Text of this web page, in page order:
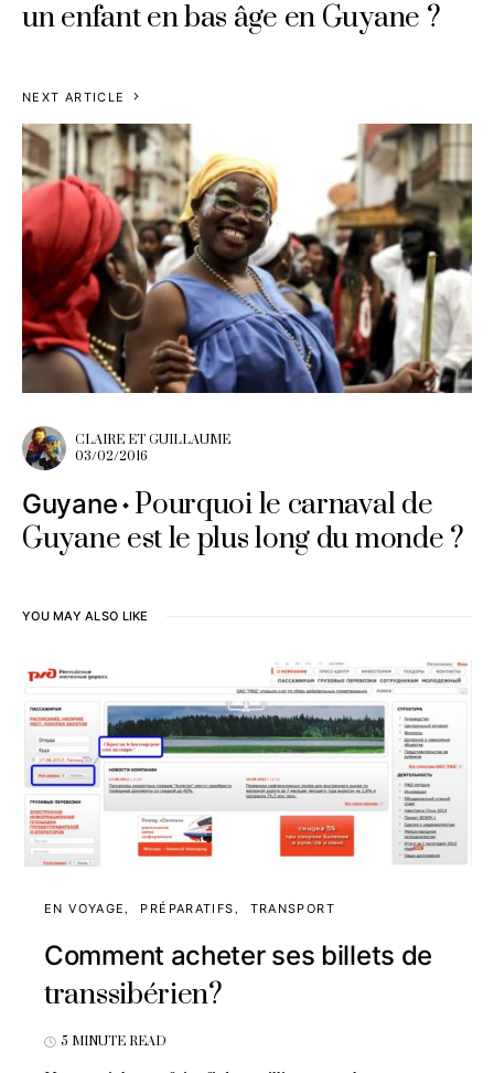
un enfant en bas âge en Guyane ?
NEXT ARTICLE
CLAIRE ET GUILLAUME
03/02/2016
Guyane Pourquoi le carnaval de
Guyane est le plus long du monde ?
YOU MAY ALSO LIKE
EN VOYAGE PRÉPARATIFS TRANSPORT
Comment acheter ses billets de
transsibérien?
5 MINUTE READ